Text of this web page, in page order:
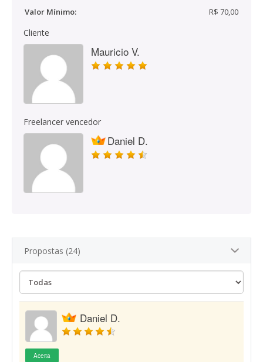
Valor Mínimo:
R$ 70,00
Cliente
Mauricio V.
Freelancer vencedor
Daniel D.
Propostas (24)
Daniel D.
Aceita